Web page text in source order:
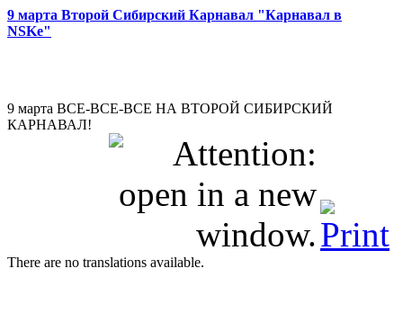
9 марта Второй Сибирский Карнавал "Карнавал в
NSKe"
9 марта ВСЕ-ВСЕ-ВСЕ НА ВТОРОЙ СИБИРСКИЙ
КАРНАВАЛ!
There are no translations available.